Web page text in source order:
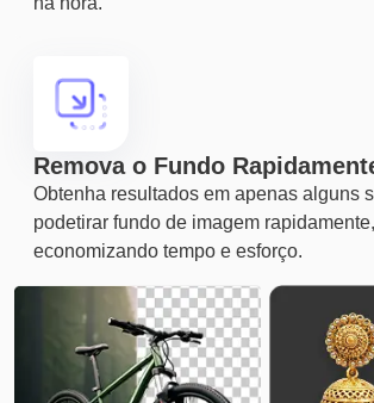
Remova o Fundo
Obtenha resultados em apenas alguns
podetirar fundo de imagem rapidamente,
economizando tempo e esforço.